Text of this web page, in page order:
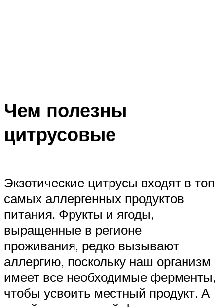
Чем полезны
цитрусовые
Экзотические цитрусы входят в топ
самых аллергенных продуктов
питания. Фрукты и ягоды,
выращенные в регионе
проживания, редко вызывают
аллергию, поскольку наш организм
имеет все необходимые ферменты,
чтобы усвоить местный продукт. А